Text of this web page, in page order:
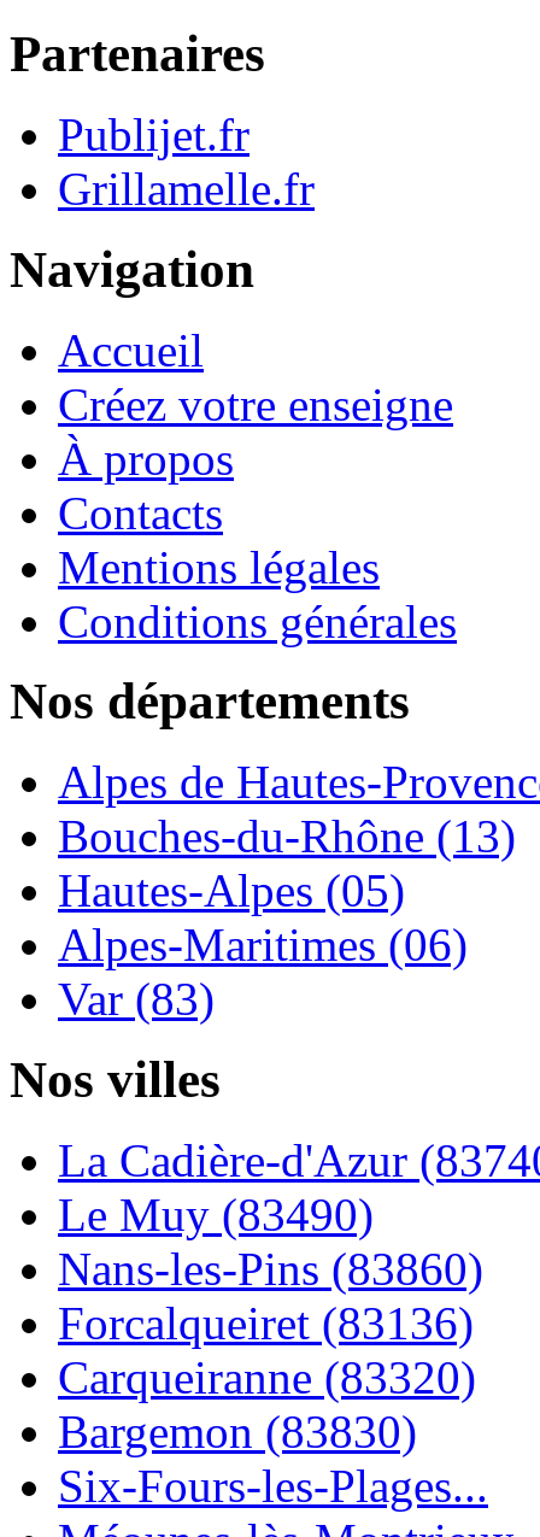
Partenaires
Publijet.fr
Grillamelle.fr
Navigation
Accueil
Créez votre enseigne
À propos
Contacts
Mentions légales
Conditions générales
Nos départements
Alpes de Hautes-
Bouches-du-Rhône (13)
Hautes-Alpes (05)
Alpes-Maritimes (06)
Var (83)
Nos villes
La Cadière-d'Azur
Le Muy (83490)
Nans-les-Pins (83860)
Forcalqueiret (83136)
Carqueiranne (83320)
Bargemon (83830)
Six-Fours-les-Plages...